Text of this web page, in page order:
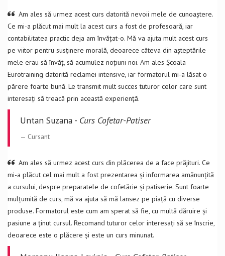
Am ales să urmez acest curs datorită nevoii mele de cunoaștere.
Ce mi-a plăcut mai mult la acest curs a fost de profesoară, iar
contabilitatea practic deja am învățat-o. Mă va ajuta mult acest curs
pe viitor pentru susținere morală, deoarece câteva din așteptările
mele erau să învăț, să acumulez noțiuni noi. Am ales Școala
Eurotraining datorită reclamei intensive, iar formatorul mi-a lăsat o
părere foarte bună. Le transmit mult succes tuturor celor care sunt
interesați să treacă prin această experiență.
Untan Suzana - Curs Cofetar-Patiser
Cursant
Am ales să urmez acest curs din plăcerea de a face prăjituri. Ce
mi-a plăcut cel mai mult a fost prezentarea și informarea amănunțită
a cursului, despre preparatele de cofetărie și patiserie. Sunt foarte
mulțumită de curs, mă va ajuta să mă lansez pe piață cu diverse
produse. Formatorul este cum am sperat să fie, cu multă dăruire și
pasiune a ținut cursul. Recomand tuturor celor interesați să se înscrie,
deoarece este o plăcere și este un curs minunat.